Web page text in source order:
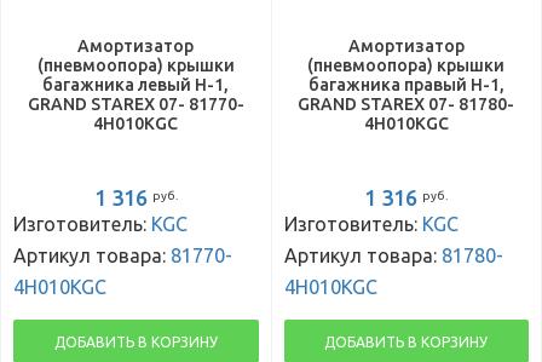
Амортизатор
(пневмоопора) крышки
багажника левый H-1,
GRAND STAREX 07- 81770-
4H010KGC
1 316 руб.
Изготовитель: KGC
Артикул товара: 81770-
4H010KGC
ДОБАВИТЬ В КОРЗИНУ
Амортизатор
(пневмоопора) крышки
багажника правый H-1,
GRAND STAREX 07- 81780-
4H010KGC
1 316 руб.
Изготовитель: KGC
Артикул товара: 81780-
4H010KGC
ДОБАВИТЬ В КОРЗИНУ